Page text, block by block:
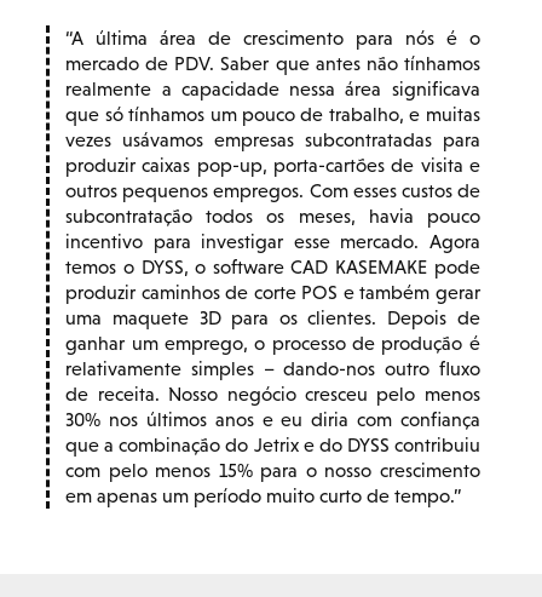
A última área de crescimento para nós é o
mercado de PDV. Saber que antes não tínhamos
realmente a capacidade nessa área significava
que só tínhamos um pouco de trabalho, e muitas
vezes usávamos empresas subcontratadas para
produzir caixas pop-up, porta-cartões de visita e
outros pequenos empregos. Com esses custos de
subcontratação todos os meses, havia pouco
incentivo para investigar esse mercado. Agora
temos o DYSS, o software CAD KASEMAKE pode
produzir caminhos de corte POS e também gerar
uma maquete 3D para os clientes. Depois de
ganhar um emprego, o processo de produção é
relativamente simples – dando-nos outro fluxo
de receita. Nosso negócio cresceu pelo menos
30% nos últimos anos e eu diria com confiança
que a combinação do Jetrix e do DYSS contribuiu
com pelo menos 15% para o nosso crescimento
em apenas um período muito curto de tempo.